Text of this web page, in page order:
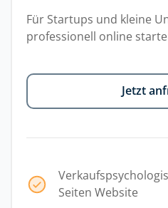
Für Startups und kleine
professionell online
Jetzt
Seiten Website